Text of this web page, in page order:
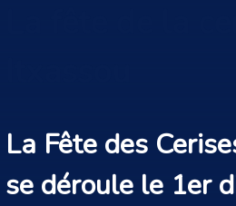
La Fête des
se déroule le 1er